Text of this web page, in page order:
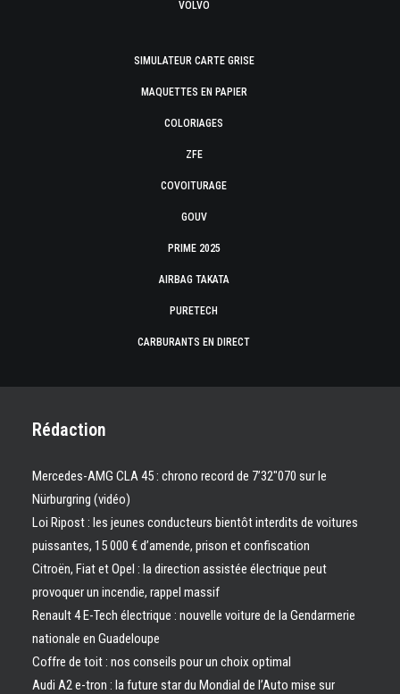
VOLVO
SIMULATEUR CARTE GRISE
MAQUETTES EN PAPIER
COLORIAGES
ZFE
COVOITURAGE
GOUV
PRIME 2025
AIRBAG TAKATA
PURETECH
CARBURANTS EN DIRECT
Rédaction
Mercedes-AMG CLA 45 : chrono record de 7’32″070 sur le
Nürburgring (vidéo)
Loi Ripost : les jeunes conducteurs bientôt interdits de voitures
puissantes, 15 000 € d’amende, prison et confiscation
Citroën, Fiat et Opel : la direction assistée électrique peut
provoquer un incendie, rappel massif
Renault 4 E-Tech électrique : nouvelle voiture de la Gendarmerie
nationale en Guadeloupe
Coffre de toit : nos conseils pour un choix optimal
Audi A2 e-tron : la future star du Mondial de l’Auto mise sur